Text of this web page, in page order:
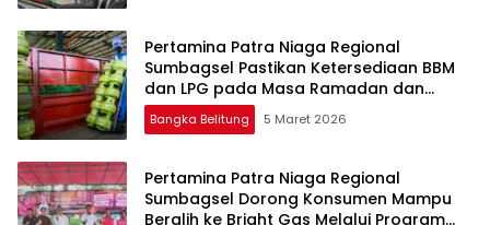
Pertamina Patra Niaga Regional
Sumbagsel Pastikan Ketersediaan BBM
dan LPG pada Masa Ramadan dan
Menjelang Idulfitri
Bangka Belitung 5 Maret 2026
Pertamina Patra Niaga Regional
Sumbagsel Dorong Konsumen Mampu
Beralih ke Bright Gas Melalui Program